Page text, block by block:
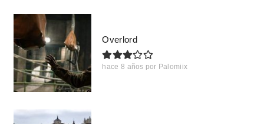
Overlord
hace 8 años por Palomiix